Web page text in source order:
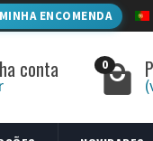
ENCOMENDA
conta 0